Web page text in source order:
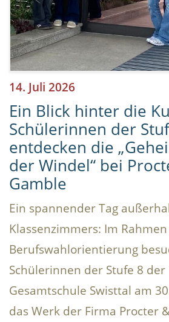
14. Juli 2026
Ein Blick hinter die
Schülerinnen der
entdecken die
der Windel“ bei
Gamble
Ein spannender Tag
Klassenzimmers: Im
Berufswahlorientierung
Schülerinnen der Stufe 8 der
Gesamtschule Swisttal am
das Werk der Firma Procter